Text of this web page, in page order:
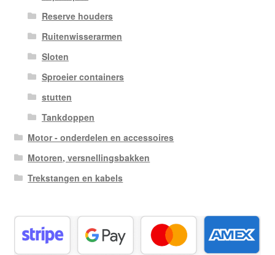
Reserve houders
Ruitenwisserarmen
Sloten
Sproeier containers
stutten
Tankdoppen
Motor - onderdelen en accessoires
Motoren, versnellingsbakken
Trekstangen en kabels